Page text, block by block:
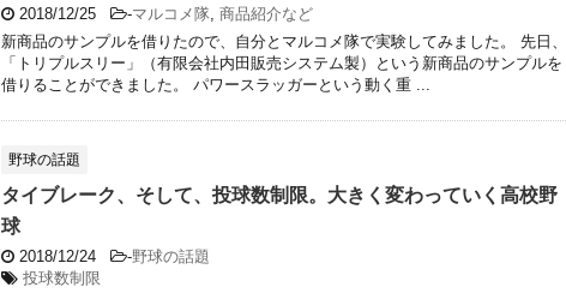
2018/12/25 -マルコメ隊 商品紹介など
新商品のサンプルを借りたので、自分とマルコメ隊で実験してみました。 先日、
「トリプルスリー」（有限会社内田販売システム製）という新商品のサンプルを
借りることができました。 パワースラッガーという動く重 ...
野球の話題
タイブレーク、そして、投球数制限。大きく変わっていく高校野
球
2018/12/24 -野球の話題
投球数制限